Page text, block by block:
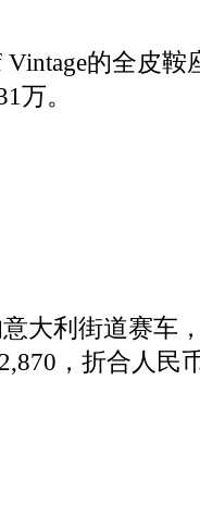
的全皮鞍
万。
利街道赛车
，折合人民